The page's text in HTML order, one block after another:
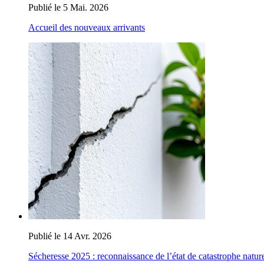
Publié le 5 Mai. 2026
Accueil des nouveaux arrivants
Publié le 14 Avr. 2026
Sécheresse 2025 : reconnaissance de l’état de catastrophe